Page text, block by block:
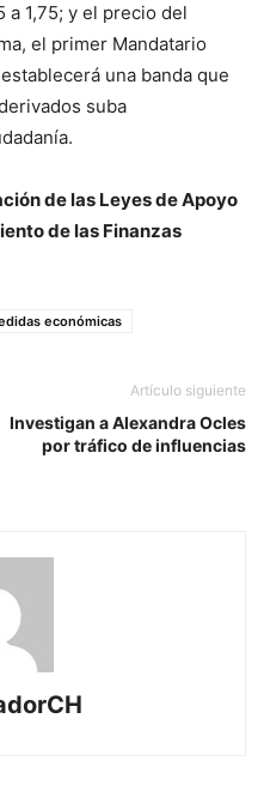
a 1,75; y el precio del
el primer Mandatario
una banda que
suba
de las Leyes de Apoyo
de las Finanzas
económicas
Artículo siguiente
Investigan a Alexandra Ocles
por tráfico de influencias